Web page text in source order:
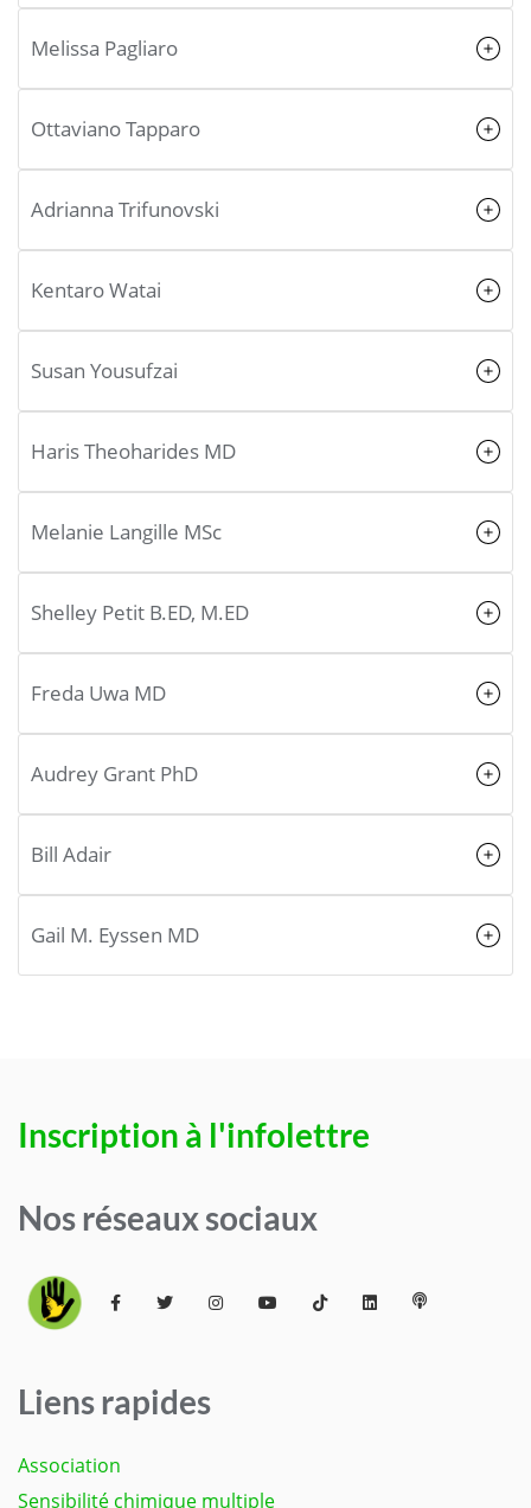
Melissa Pagliaro
Ottaviano Tapparo
Adrianna Trifunovski
Kentaro Watai
Susan Yousufzai
Haris Theoharides MD
Melanie Langille MSc
Shelley Petit B.ED, M.ED
Freda Uwa MD
Audrey Grant PhD
Bill Adair
Gail M. Eyssen MD
Inscription à l'infolettre
Nos réseaux sociaux
Liens rapides
Association
Sensibilité chimique multiple